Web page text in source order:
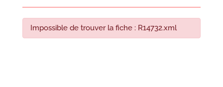
Impossible de trouver la fiche : R14732.xml